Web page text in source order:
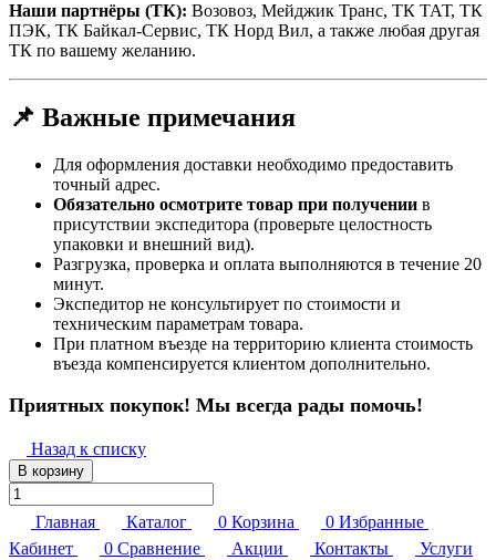
Наши партнёры (ТК): Возовоз, Мейджик Транс, ТК ТАТ, ТК
ПЭК, ТК Байкал-Сервис, ТК Норд Вил, а также любая другая
ТК по вашему желанию.
📌 Важные примечания
Для оформления доставки необходимо предоставить
точный адрес.
Обязательно осмотрите товар при получении в
присутствии экспедитора (проверьте целостность
упаковки и внешний вид).
Разгрузка, проверка и оплата выполняются в течение 20
минут.
Экспедитор не консультирует по стоимости и
техническим параметрам товара.
При платном въезде на территорию клиента стоимость
въезда компенсируется клиентом дополнительно.
Приятных покупок! Мы всегда рады помочь!
Назад к списку
В корзину
Главная Каталог 0 Корзина 0 Избранные
Кабинет
0 Сравнение Акции Контакты
Услуги